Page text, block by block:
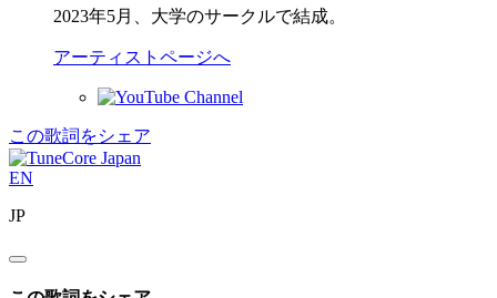
2023年5月、大学のサークルで結成。
アーティストページへ
この歌詞をシェア
EN
JP